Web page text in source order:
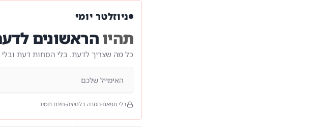
ניוזלטר יומי
תהיוהראשונים
כל מה שצריך לדעת. בלי הסחות דעת
בלי ספאם הסרה בלחיצה חינם תמיד